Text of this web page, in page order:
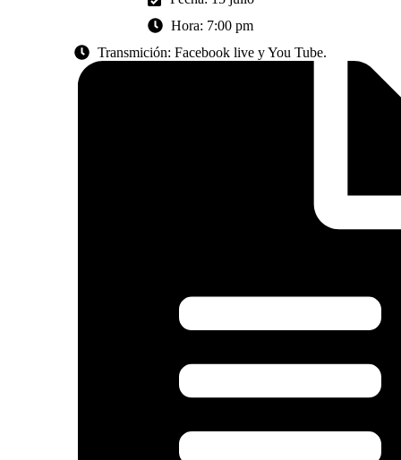
Hora: 7:00 pm
Transmición: Facebook live y You Tube.